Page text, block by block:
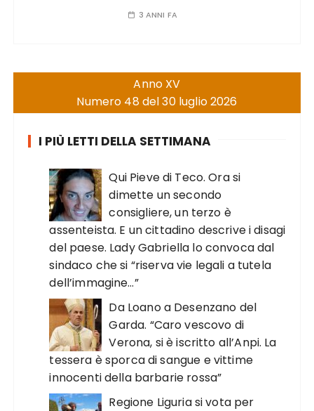
3 ANNI FA
Anno XV
Numero 48 del 30 luglio 2026
I PIÙ LETTI DELLA SETTIMANA
Qui Pieve di Teco. Ora si
dimette un secondo
consigliere, un terzo è
assenteista. E un cittadino descrive i disagi
del paese. Lady Gabriella lo convoca dal
sindaco che si “riserva vie legali a tutela
dell’immagine…”
Da Loano a Desenzano del
Garda. “Caro vescovo di
Verona, si è iscritto all’Anpi. La
tessera è sporca di sangue e vittime
innocenti della barbarie rossa”
Regione Liguria si vota per